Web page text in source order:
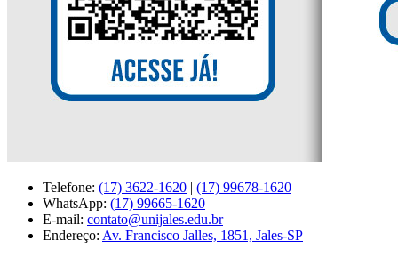
Telefone: (17) 3622-1620 | (17) 99678-1620
WhatsApp: (17) 99665-1620
E-mail: contato@unijales.edu.br
Endereço: Av. Francisco Jalles, 1851, Jales-SP